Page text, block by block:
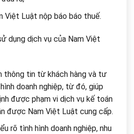
Việt Luật nộp báo báo thuế.
dụng dịch vụ của Nam Việt
thông tin từ khách hàng và tư
doanh nghiệp, từ đó, giúp
được phạm vi dịch vụ kế toán
được Nam Việt Luật cung cấp.
rõ tình hình doanh nghiệp, nhu